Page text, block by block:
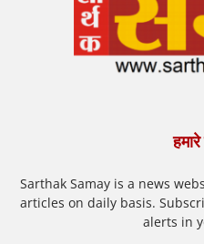
Sarthak Samay is a news
articles on daily basis.
alerts in